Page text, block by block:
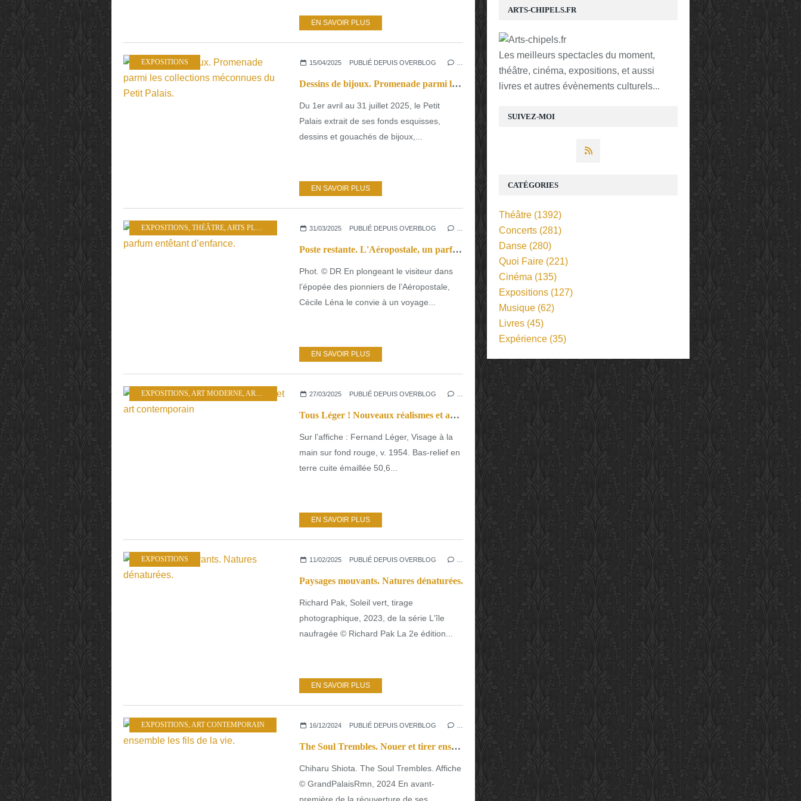
EN SAVOIR PLUS
EXPOSITIONS 15/04/2025 PUBLIÉ DEPUIS OVERBLOG
Dessins de bijoux. Promenade parmi les collections méconnues du Petit Palais.
Du 1er avril au 31 juillet 2025, le Petit
Palais extrait de ses fonds esquisses,
dessins et gouachés de bijoux,...
EN SAVOIR PLUS
EXPOSITIONS THÉÂTRE ARTS PLASTIQUES CINÉMA31/03/2025 PUBLIÉ DEPUIS OVERBLOG
Poste restante. L'Aéropostale, un parfum entêtant d’enfance.
Phot. © DR En plongeant le visiteur dans
l’épopée des pionniers de l’Aéropostale,
Cécile Léna le convie à un voyage...
EN SAVOIR PLUS
EXPOSITIONS ART MODERNE ART CONTEMPORAIN 27/03/2025 PUBLIÉ DEPUIS OVERBLOG
Tous Léger ! Nouveaux réalismes et art contemporain
Sur l’affiche : Fernand Léger, Visage à la
main sur fond rouge, v. 1954. Bas-relief en
terre cuite émaillée 50,6...
EN SAVOIR PLUS
EXPOSITIONS 11/02/2025 PUBLIÉ DEPUIS OVERBLOG
Paysages mouvants. Natures dénaturées.
Richard Pak, Soleil vert, tirage
photographique, 2023, de la série L'île
naufragée © Richard Pak La 2e édition...
EN SAVOIR PLUS
EXPOSITIONS ART CONTEMPORAIN 16/12/2024 PUBLIÉ DEPUIS OVERBLOG
The Soul Trembles. Nouer et tirer ensemble les fils de la vie.
Chiharu Shiota. The Soul Trembles. Affiche
© GrandPalaisRmn, 2024 En avant-
première de la réouverture de ses
SUIVEZ-MOI
ARTS-CHIPELS.FR
Les meilleurs spectacles du moment,
théâtre, cinéma, expositions, et aussi
livres et autres évènements culturels...
CATÉGORIES
Théâtre (1392)
Concerts (281)
Danse (280)
Quoi Faire (221)
Cinéma (135)
Expositions (127)
Musique (62)
Livres (45)
Expérience (35)